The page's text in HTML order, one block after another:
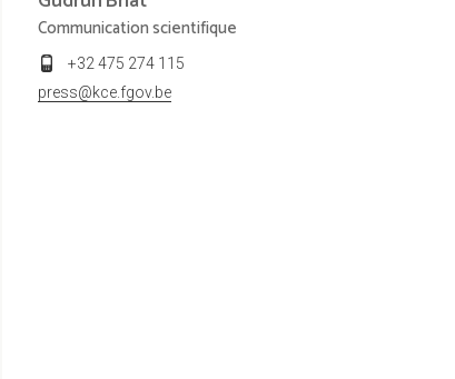
Communication scientifique
+32 475 274 115
press@kce.fgov.be